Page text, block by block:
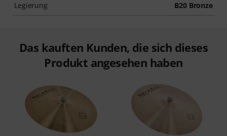
Legierung B20 Bronze
Das kauften Kunden, die sich dieses
Produkt angesehen haben